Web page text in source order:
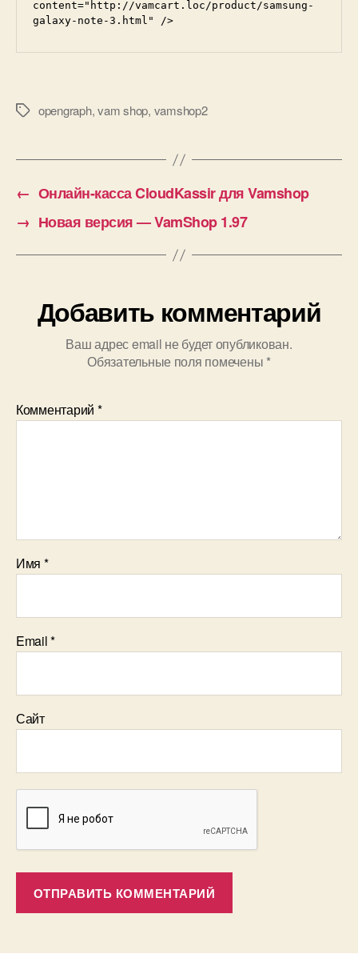
content="http://vamcart.loc/product/samsung-
galaxy-note-3.html" />
Меткиopengraph,vam shop, vamshop2
← Онлайн-касса CloudKassir для Vamshop
→ Новая версия — VamShop 1.97
Добавить комментарий
Ваш адрес email не будет опубликован.
Обязательные поля помечены *
Комментарий *
Имя *
Email*
Сайт